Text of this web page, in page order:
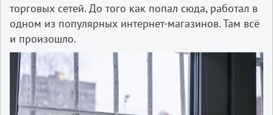
торговых сетей. До того как попал сюда, работал в
одном из популярных интернет-магазинов. Там всё
и произошло.